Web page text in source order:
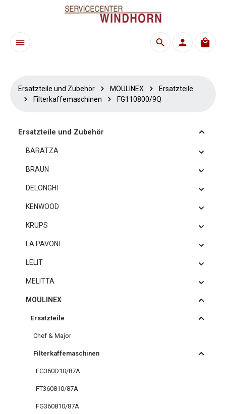
Zum Hauptinhalt springen
Ersatzteile und Zubehör MOULINEX
Ersatzteile
Filterkaffemaschinen
FG110800/9Q
Ersatzteile und Zubehör
BARATZA
BRAUN
DELONGHI
KENWOOD
KRUPS
LA PAVONI
LELIT
MELITTA
MOULINEX
Ersatzteile
Chef & Major
Filterkaffemaschinen
FG360D10/87A
FT360810/87A
FG360810/87A